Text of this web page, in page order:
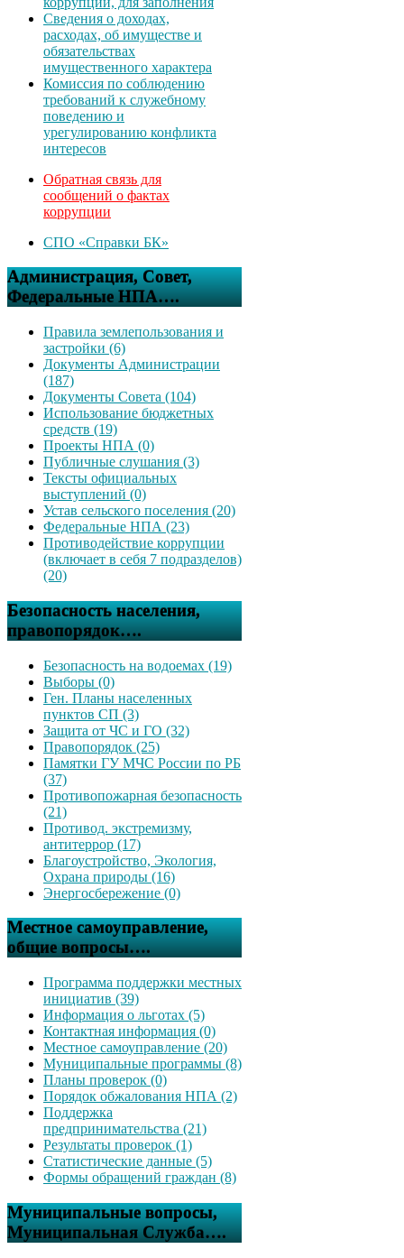
Сведения о доходах,
расходах, об имуществе и
обязательствах
имущественного характера
Комиссия по соблюдению
требований к служебному
поведению и
урегулированию конфликта
интересов
Обратная связь для
сообщений о фактах
коррупции
СПО «Справки БК»
Администрация, Совет,
Федеральные НПА….
Правила землепользования и
застройки (6)
Документы Администрации
(187)
Документы Совета (104)
Использование бюджетных
средств (19)
Проекты НПА (0)
Публичные слушания (3)
Тексты официальных
выступлений (0)
Устав сельского поселения (20)
Федеральные НПА (23)
Противодействие коррупции
(включает в себя 7 подразделов)
(20)
Безопасность населения,
правопорядок….
Безопасность на водоемах (19)
Выборы (0)
Ген. Планы населенных
пунктов СП (3)
Защита от ЧС и ГО (32)
Правопорядок (25)
Памятки ГУ МЧС России по РБ
(37)
Противопожарная безопасность
(21)
Противод. экстремизму,
антитеррор (17)
Благоустройство, Экология,
Охрана природы (16)
Энергосбережение (0)
Местное самоуправление,
общие вопросы….
Программа поддержки местных
инициатив (39)
Информация о льготах (5)
Контактная информация (0)
Местное самоуправление (20)
Муниципальные программы (8)
Планы проверок (0)
Порядок обжалования НПА (2)
Поддержка
предпринимательства (21)
Результаты проверок (1)
Статистические данные (5)
Формы обращений граждан (8)
Муниципальные вопросы,
Муниципальная Служба….